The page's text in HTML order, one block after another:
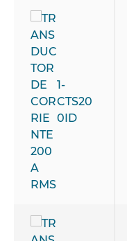
1-
CTS20
0ID